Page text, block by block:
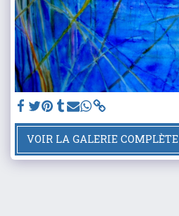
VOIR LA GALERIE COMPLÈTE